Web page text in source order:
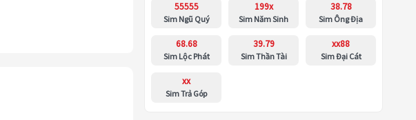
55555
Sim Ngũ Quý
199x
Sim Năm Sinh
38.78
Sim Ông Địa
68.68
Sim Lộc Phát
39.79
Sim Thần Tài
xx88
Sim Đại Cát
xx
Sim Trả Góp